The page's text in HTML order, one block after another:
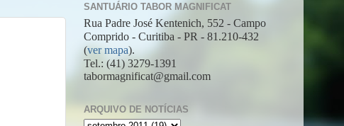
SANTUÁRIO TABOR MAGNIFICAT
Rua Padre José Kentenich, 552 - Campo
Comprido - Curitiba - PR - 81.210-432
(ver mapa).
Tel.: (41) 3279-1391
tabormagnificat@gmail.com
ARQUIVO DE NOTÍCIAS